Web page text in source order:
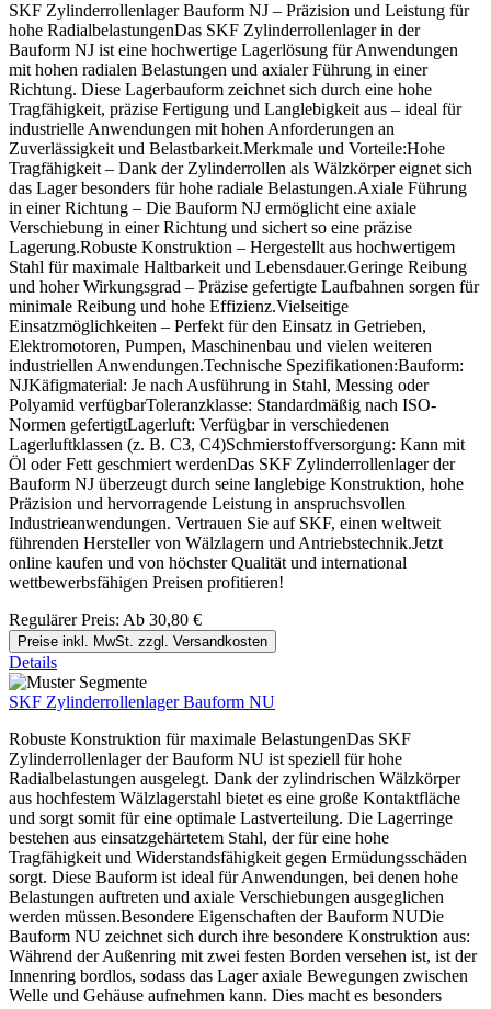
SKF Zylinderrollenlager Bauform NJ – Präzision und Leistung für
hohe RadialbelastungenDas SKF Zylinderrollenlager in der
Bauform NJ ist eine hochwertige Lagerlösung für Anwendungen
mit hohen radialen Belastungen und axialer Führung in einer
Richtung. Diese Lagerbauform zeichnet sich durch eine hohe
Tragfähigkeit, präzise Fertigung und Langlebigkeit aus – ideal für
industrielle Anwendungen mit hohen Anforderungen an
Zuverlässigkeit und Belastbarkeit.Merkmale und Vorteile:Hohe
Tragfähigkeit – Dank der Zylinderrollen als Wälzkörper eignet sich
das Lager besonders für hohe radiale Belastungen.Axiale Führung
in einer Richtung – Die Bauform NJ ermöglicht eine axiale
Verschiebung in einer Richtung und sichert so eine präzise
Lagerung.Robuste Konstruktion – Hergestellt aus hochwertigem
Stahl für maximale Haltbarkeit und Lebensdauer.Geringe Reibung
und hoher Wirkungsgrad – Präzise gefertigte Laufbahnen sorgen für
minimale Reibung und hohe Effizienz.Vielseitige
Einsatzmöglichkeiten – Perfekt für den Einsatz in Getrieben,
Elektromotoren, Pumpen, Maschinenbau und vielen weiteren
industriellen Anwendungen.Technische Spezifikationen:Bauform:
NJKäfigmaterial: Je nach Ausführung in Stahl, Messing oder
Polyamid verfügbarToleranzklasse: Standardmäßig nach ISO-
Normen gefertigtLagerluft: Verfügbar in verschiedenen
Lagerluftklassen (z. B. C3, C4)Schmierstoffversorgung: Kann mit
Öl oder Fett geschmiert werdenDas SKF Zylinderrollenlager der
Bauform NJ überzeugt durch seine langlebige Konstruktion, hohe
Präzision und hervorragende Leistung in anspruchsvollen
Industrieanwendungen. Vertrauen Sie auf SKF, einen weltweit
führenden Hersteller von Wälzlagern und Antriebstechnik.Jetzt
online kaufen und von höchster Qualität und international
wettbewerbsfähigen Preisen profitieren!
Regulärer Preis: Ab 30,80 €
Preise inkl. MwSt. zzgl. Versandkosten
Details
SKF Zylinderrollenlager Bauform NU
Robuste Konstruktion für maximale BelastungenDas SKF
Zylinderrollenlager der Bauform NU ist speziell für hohe
Radialbelastungen ausgelegt. Dank der zylindrischen Wälzkörper
aus hochfestem Wälzlagerstahl bietet es eine große Kontaktfläche
und sorgt somit für eine optimale Lastverteilung. Die Lagerringe
bestehen aus einsatzgehärtetem Stahl, der für eine hohe
Tragfähigkeit und Widerstandsfähigkeit gegen Ermüdungsschäden
sorgt. Diese Bauform ist ideal für Anwendungen, bei denen hohe
Belastungen auftreten und axiale Verschiebungen ausgeglichen
werden müssen.Besondere Eigenschaften der Bauform NUDie
Bauform NU zeichnet sich durch ihre besondere Konstruktion aus:
Während der Außenring mit zwei festen Borden versehen ist, ist der
Innenring bordlos, sodass das Lager axiale Bewegungen zwischen
Welle und Gehäuse aufnehmen kann. Dies macht es besonders